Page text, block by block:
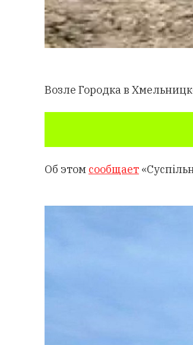
Возле Городка в
Об этом сообщает